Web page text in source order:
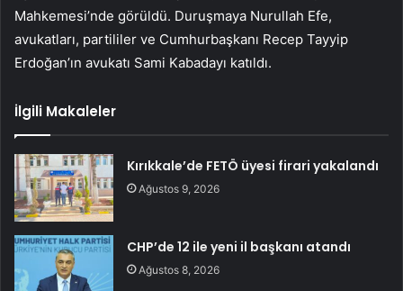
Mahkemesi’nde görüldü. Duruşmaya Nurullah Efe,
avukatları, partililer ve Cumhurbaşkanı Recep Tayyip
Erdoğan’ın avukatı Sami Kabadayı katıldı.
İlgili Makaleler
Kırıkkale’de FETÖ üyesi firari yakalandı
Ağustos 9, 2026
CHP’de 12 ile yeni il başkanı atandı
Ağustos 8, 2026